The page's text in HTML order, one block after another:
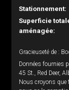
Stationnement:
Superficie
aménagée:
Gracieuseté de :
Données fournies
45 St., Red Deer,
Nous croyons que